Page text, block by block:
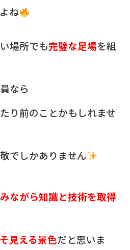
ね
場所でも完璧な足場を組
なら
り前のことかもしれませ
でしかありません
ながら知識と技術を取得
見える景色だと思いま